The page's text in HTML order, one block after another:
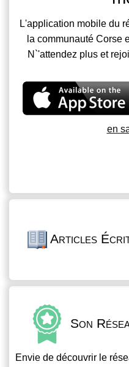
L'application mobile du
la communauté Corse
N`'attendez plus et
en
Articles
Son
Envie de découvrir le